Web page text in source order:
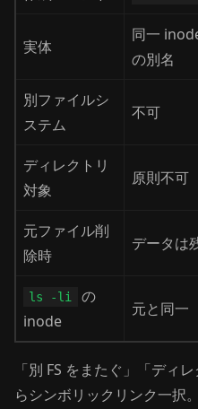
実体
同一
の別名
別ファイルシ
ステム
不可
ディレクトリ
対象
原則不可
元ファイル削
除時
データは
ls -li
の
inode
元と同一
「別 FS をまたぐ」「ディ
らシンボリックリンク一択